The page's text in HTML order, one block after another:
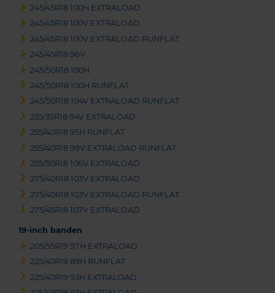
245/45R18 100H EXTRALOAD
245/45R18 100V EXTRALOAD
245/45R18 100V EXTRALOAD RUNFLAT
245/45R18 96V
245/50R18 100H
245/50R18 100H RUNFLAT
245/50R18 104V EXTRALOAD RUNFLAT
255/35R18 94V EXTRALOAD
255/40R18 95H RUNFLAT
255/40R18 99V EXTRALOAD RUNFLAT
255/50R18 106V EXTRALOAD
275/40R18 103V EXTRALOAD
275/40R18 103V EXTRALOAD RUNFLAT
275/45R18 107V EXTRALOAD
19-inch banden
205/55R19 97H EXTRALOAD
225/40R19 89H RUNFLAT
225/40R19 93H EXTRALOAD